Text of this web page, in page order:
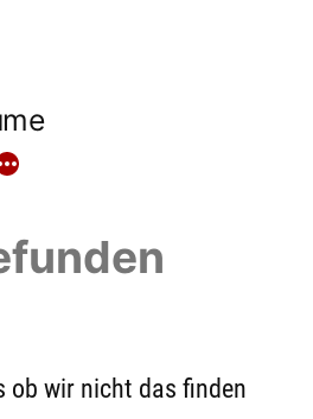
ob wir nicht das finden